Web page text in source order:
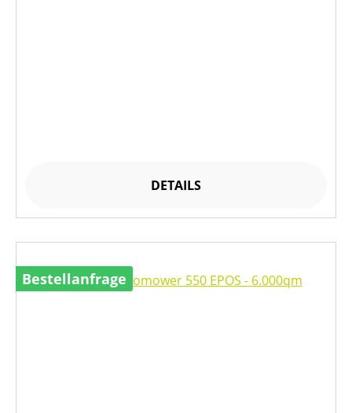
DETAILS
Bestellanfrage